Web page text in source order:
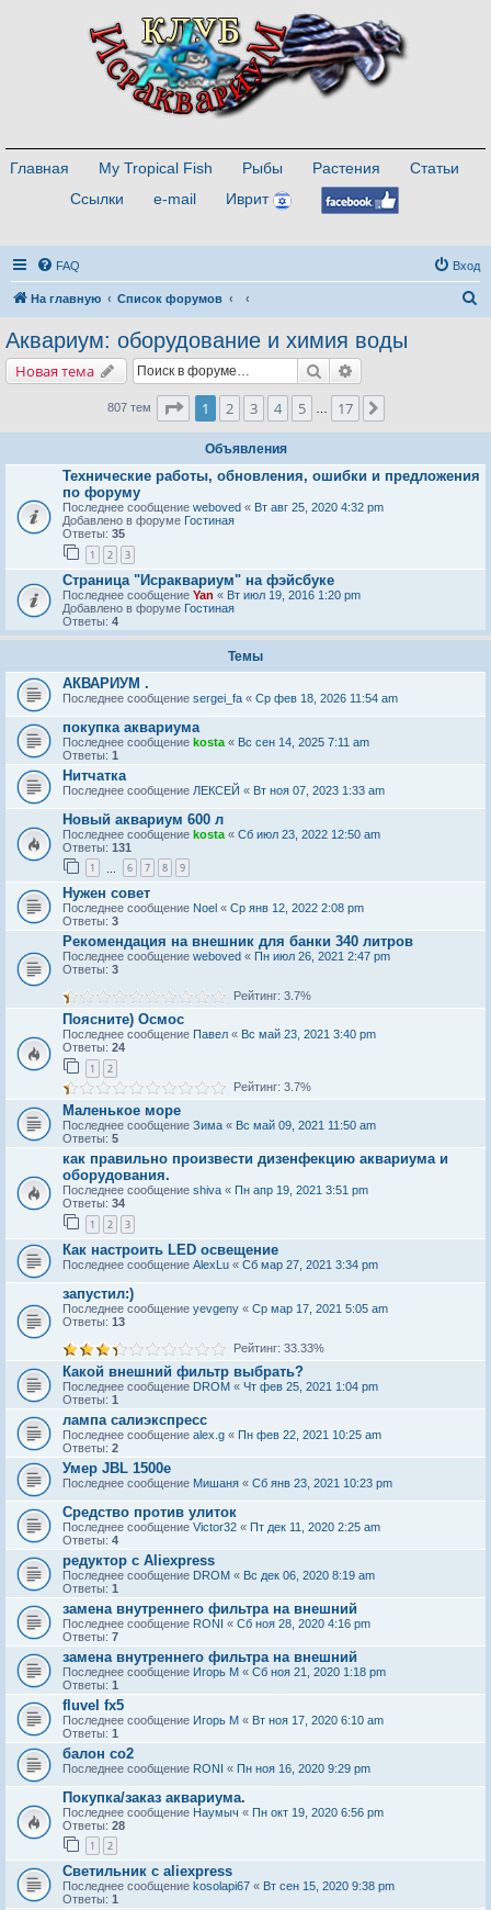
Главная My Tropical Fish Рыбы Растения
Статьи
Ссылки
e-mail Иврит
FAQ Вход
На главную Список форумов
Аквариум: оборудование и химия воды
Новая тема Поиск
807 тем Страница1 из
1 2 3 4 5 17
Объявления
Технические работы, обновления, ошибки и предложения
по форуму
Последнее сообщение weboved « Вт авг 25, 2020 4:32 pm
Добавлено в форуме Гостиная
Ответы: 35
1 2 3
Страница "Исраквариум" на фэйсбуке
Последнее сообщение Yan « Вт июл 19, 2016 1:20 pm
Добавлено в форуме Гостиная
Ответы: 4
Темы
АКВАРИУМ .
Последнее сообщение sergei_fa « Ср фев 18, 2026 11:54 am
покупка аквариума
Последнее сообщение kosta « Вс сен 14, 2025 7:11 am
Ответы: 1
Нитчатка
Последнее сообщение ЛЕКСЕЙ « Вт ноя 07, 2023 1:33 am
Новый аквариум 600 л
Последнее сообщение kosta « Сб июл 23, 2022 12:50 am
Ответы: 131
1 6 7 8 9
Нужен совет
Последнее сообщение Noel « Ср янв 12, 2022 2:08 pm
Ответы: 3
Рекомендация на внешник для банки 340 литров
Последнее сообщение weboved « Пн июл 26, 2021 2:47 pm
Ответы: 3
Рейтинг: 3.7%
Поясните) Осмос
Последнее сообщение Павел « Вс май 23, 2021 3:40 pm
Ответы: 24
1 2
Рейтинг: 3.7%
Маленькое море
Последнее сообщение Зима « Вс май 09, 2021 11:50 am
Ответы: 5
как правильно произвести дизенфекцию аквариума и
оборудования.
Последнее сообщение shiva « Пн апр 19, 2021 3:51 pm
Ответы: 34
1 2 3
Как настроить LED освещение
Последнее сообщение AlexLu « Сб мар 27, 2021 3:34 pm
запустил:)
Последнее сообщение yevgeny « Ср мар 17, 2021 5:05 am
Ответы: 13
Рейтинг: 33.33%
Какой внешний фильтр выбрать?
Последнее сообщение DROM « Чт фев 25, 2021 1:04 pm
Ответы: 1
лампа салиэкспресс
Последнее сообщение alex.g « Пн фев 22, 2021 10:25 am
Ответы: 2
Умер JBL 1500е
Последнее сообщение Мишаня « Сб янв 23, 2021 10:23 pm
Средство против улиток
Последнее сообщение Victor32 « Пт дек 11, 2020 2:25 am
Ответы: 4
редуктор с Aliexpress
Последнее сообщение DROM « Вс дек 06, 2020 8:19 am
Ответы: 1
замена внутреннего фильтра на внешний
Последнее сообщение RONI « Сб ноя 28, 2020 4:16 pm
Ответы: 7
замена внутреннего фильтра на внешний
Последнее сообщение Игорь М « Сб ноя 21, 2020 1:18 pm
Ответы: 1
fluvel fx5
Последнее сообщение Игорь М « Вт ноя 17, 2020 6:10 am
Ответы: 1
балон co2
Последнее сообщение RONI « Пн ноя 16, 2020 9:29 pm
Покупка/заказ аквариума.
Последнее сообщение Наумыч « Пн окт 19, 2020 6:56 pm
Ответы: 28
1 2
Светильник с aliexpress
Последнее сообщение kosolapi67 « Вт сен 15, 2020 9:38 pm
Ответы: 1